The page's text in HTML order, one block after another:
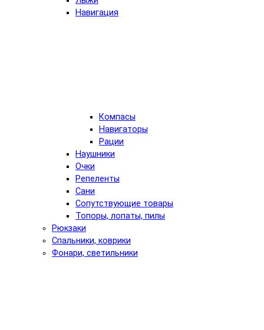
Навигация
Компасы
Навигаторы
Рации
Наушники
Очки
Репеленты
Сани
Сопутствующие товары
Топоры, лопаты, пилы
Рюкзаки
Спальники, коврики
Фонари, светильники